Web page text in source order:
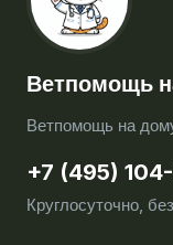
Ветпомощь
Ветпомощь на
+7 (495)
Круглосуточно,